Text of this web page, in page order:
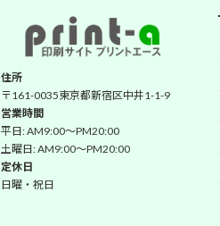
住所
〒161-0035東京都新宿区中井1-1-9
営業時間
平日: AM9:00～PM20:00
土曜日: AM9:00～PM20:00
定休日
日曜・祝日